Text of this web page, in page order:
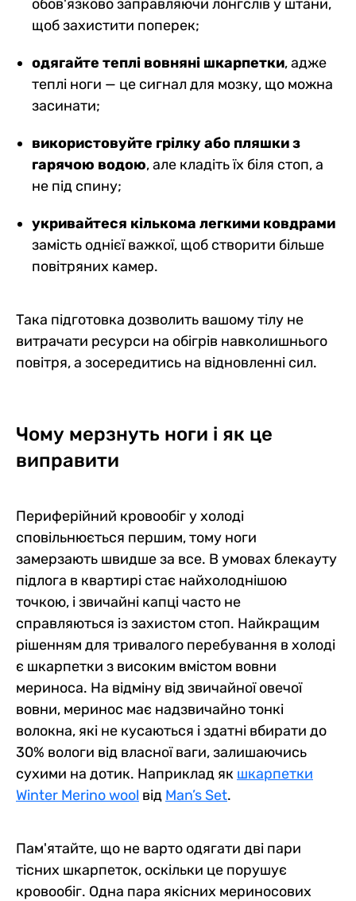
обов'язково заправляючи лонгслів у штани,
щоб захистити поперек;
одягайте теплі вовняні шкарпетки, адже
теплі ноги — це сигнал для мозку, що можна
засинати;
використовуйте грілку або пляшки з
гарячою водою, але кладіть їх біля стоп, а
не під спину;
укривайтеся кількома легкими ковдрами
замість однієї важкої, щоб створити більше
повітряних камер.
Така підготовка дозволить вашому тілу не
витрачати ресурси на обігрів навколишнього
повітря, а зосередитись на відновленні сил.
Чому мерзнуть ноги і як це
виправити
Периферійний кровообіг у холоді
сповільнюється першим, тому ноги
замерзають швидше за все. В умовах блекауту
підлога в квартирі стає найхолоднішою
точкою, і звичайні капці часто не
справляються із захистом стоп. Найкращим
рішенням для тривалого перебування в холоді
є шкарпетки з високим вмістом вовни
мериноса. На відміну від звичайної овечої
вовни, меринос має надзвичайно тонкі
волокна, які не кусаються і здатні вбирати до
30% вологи від власної ваги, залишаючись
сухими на дотик. Наприклад як шкарпетки
Winter Merino wool від Man’s Set.
Пам'ятайте, що не варто одягати дві пари
тісних шкарпеток, оскільки це порушує
кровообіг. Одна пара якісних мериносових